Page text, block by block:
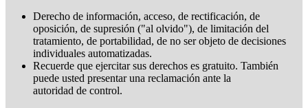
Derecho de información, acceso, de rectificación, de
oposición, de supresión ("al olvido"), de limitación del
tratamiento, de portabilidad, de no ser objeto de decisiones
individuales automatizadas.
Recuerde que ejercitar sus derechos es gratuito. También
puede usted presentar una reclamación ante la
autoridad de control.